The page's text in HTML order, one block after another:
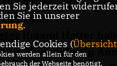
undMarktleiterin
Sie jederzeit
Sie in unserer
.
Cookies (Übersicht
werden allein für den
der Webseite benötigt.